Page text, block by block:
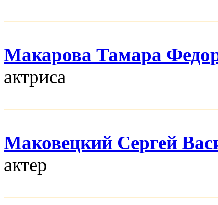
Макарова Тамара
актриса
Маковецкий Сергей
актер